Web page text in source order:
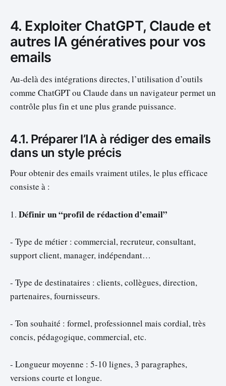
4. Exploiter ChatGPT, Claude et
autres IA génératives pour vos
emails
Au-delà des intégrations directes, l’utilisation d’outils
comme ChatGPT ou Claude dans un navigateur permet un
contrôle plus fin et une plus grande puissance.
4.1. Préparer l’IA à rédiger des emails
dans un style précis
Pour obtenir des emails vraiment utiles, le plus efficace
consiste à :
1. Définir un “profil de rédaction d’email”
- Type de métier : commercial, recruteur, consultant,
support client, manager, indépendant…
- Type de destinataires : clients, collègues, direction,
partenaires, fournisseurs.
- Ton souhaité : formel, professionnel mais cordial, très
concis, pédagogique, commercial, etc.
- Longueur moyenne : 5-10 lignes, 3 paragraphes,
versions courte et longue.